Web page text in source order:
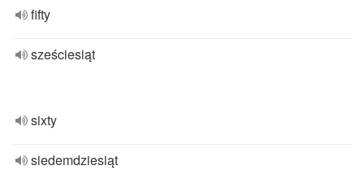
fifty
sześciesiąt
sixty
siedemdziesiąt